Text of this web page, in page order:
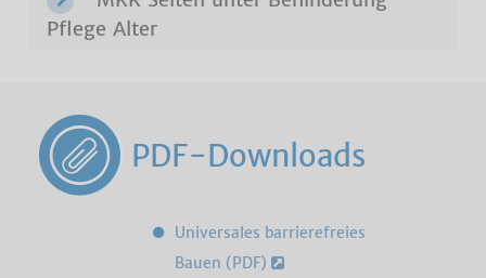
Pflege Alter
PDF-Downloads
Universales barrierefreies
Bauen (PDF)